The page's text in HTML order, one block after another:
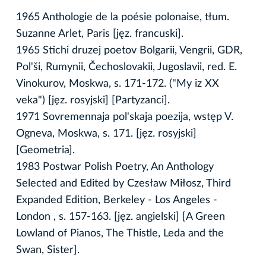
1965 Anthologie de la poésie polonaise, tłum.
Suzanne Arlet, Paris [jęz. francuski].
1965 Stichi druzej poetov Bolgarii, Vengrii, GDR,
Pol'ši, Rumynii, Čechoslovakii, Jugoslavii, red. E.
Vinokurov, Moskwa, s. 171-172. ("My iz XX
veka") [jęz. rosyjski] [Partyzanci].
1971 Sovremennaja pol'skaja poezija, wstęp V.
Ogneva, Moskwa, s. 171. [jęz. rosyjski]
[Geometria].
1983 Postwar Polish Poetry, An Anthology
Selected and Edited by Czesław Miłosz, Third
Expanded Edition, Berkeley - Los Angeles -
London , s. 157-163. [jęz. angielski] [A Green
Lowland of Pianos, The Thistle, Leda and the
Swan, Sister].